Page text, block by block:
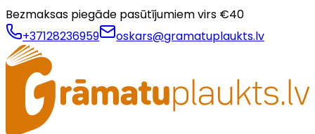
Bezmaksas piegāde pasūtījumiem virs €40
+37128236959
oskars@gramatuplaukts.lv